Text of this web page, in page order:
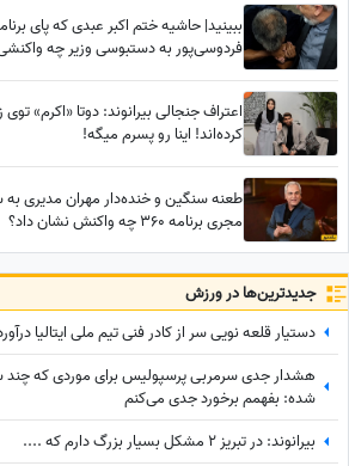
ببینید| حاشیه ختم اکبر عبدی که پای
فردوسی‌پور به دستبوسی وزیر چه
اعتراف جنجالی بیرانوند: دوتا «اکرم»
کرده‌اند! اینا رو پسرم میگه!
طعنه سنگین و خنده‌دار مهران مدیری
مجری برنامه 360 چه واکنش نشان داد؟
جدید‌ترین‌ها در ورزش
دستیار قلعه نویی سر از کادر فنی تیم ملی ایتالیا
هشدار جدی سرمربی پرسپولیس برای موردی که چند
شده: بفهمم برخورد جدی می‌کنم
بیرانوند: در تبریز 2 مشکل بسیار بزرگ دارم که ....